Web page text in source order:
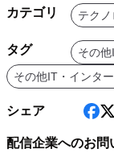
カテゴリ テク
タグ
その
その他IT・インタ
シェア
配信企業へのお問